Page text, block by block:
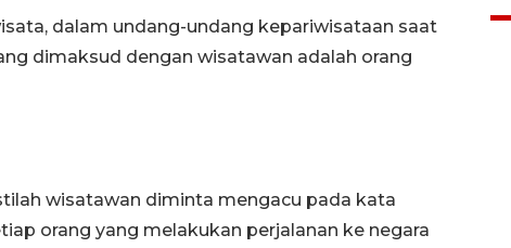
dalam undang-undang kepariwisataan saat
dimaksud dengan wisatawan adalah orang
wisatawan diminta mengacu pada kata
orang yang melakukan perjalanan ke negara